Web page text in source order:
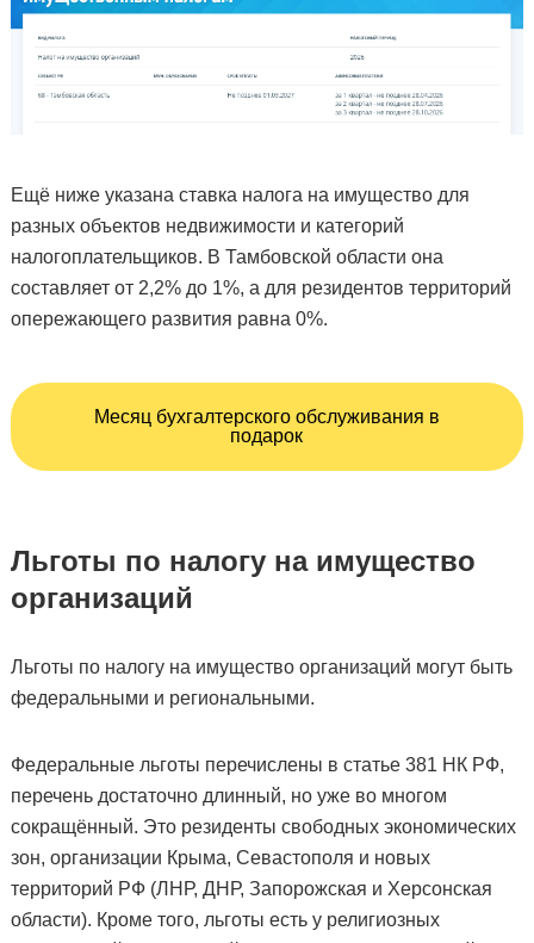
Ещё ниже указана ставка налога на имущество для
разных объектов недвижимости и категорий
налогоплательщиков. В Тамбовской области она
составляет от 2,2% до 1%, а для резидентов территорий
опережающего развития равна 0%.
Месяц бухгалтерского обслуживания в
подарок
Льготы по налогу на имущество
организаций
Льготы по налогу на имущество организаций могут быть
федеральными и региональными.
Федеральные льготы перечислены в статье 381 НК РФ,
перечень достаточно длинный, но уже во многом
сокращённый. Это резиденты свободных экономических
зон, организации Крыма, Севастополя и новых
территорий РФ (ЛНР, ДНР, Запорожская и Херсонская
области). Кроме того, льготы есть у религиозных